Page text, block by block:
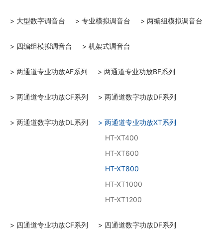
> 大型数字调音台 > 专业模拟调音台 > 两编组模拟调音台
> 四编组模拟调音台 > 机架式调音台
> 两通道专业功放AF系列 > 两通道专业功放BF系列
> 两通道专业功放CF系列 > 两通道数字功放DF系列
> 两通道数字功放DL系列
> 两通道专业功放XT系列
HT-XT400
HT-XT600
HT-XT800
HT-XT1000
HT-XT1200
> 四通道专业功放CF系列 > 四通道数字功放DF系列